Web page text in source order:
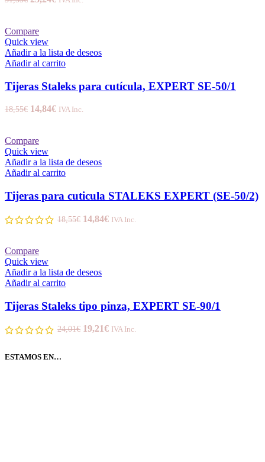
Compare
Quick view
Añadir a la lista de deseos
Añadir al carrito
Tijeras Staleks para cutícula, EXPERT SE-50/1
18,55€ 14,84€ IVA Inc.
Compare
Quick view
Añadir a la lista de deseos
Añadir al carrito
Tijeras para cuticula STALEKS EXPERT (SE-50/2)
18,55€ 14,84€ IVA Inc.
Compare
Quick view
Añadir a la lista de deseos
Añadir al carrito
Tijeras Staleks tipo pinza, EXPERT SE-90/1
24,01€ 19,21€ IVA Inc.
ESTAMOS EN…